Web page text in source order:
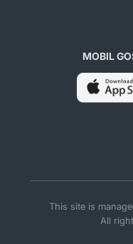
MOBIL
This site is
All